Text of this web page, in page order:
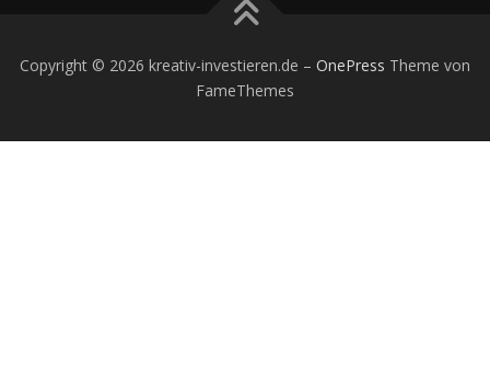
Copyright © 2026 kreativ-investieren.de – OnePress Theme von
FameThemes